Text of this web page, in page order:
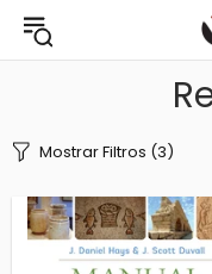
Mostrar Filtros (3)